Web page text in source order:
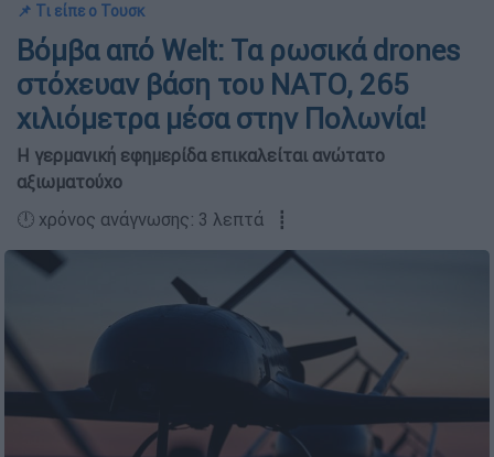
📌 Τι είπε ο Τουσκ
Βόμβα από Welt: Τα ρωσικά drones
στόχευαν βάση του ΝΑΤΟ, 265
χιλιόμετρα μέσα στην Πολωνία!
Η γερμανική εφημερίδα επικαλείται ανώτατο
αξιωματούχο
🕛 χρόνος ανάγνωσης: 3 λεπτά ┋